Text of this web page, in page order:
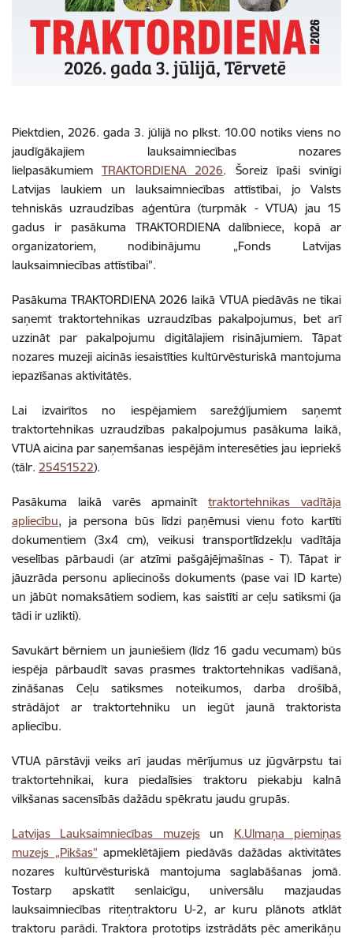
Piektdien, 2026. gada 3. jūlijā no plkst. 10.00 notiks viens no
jaudīgākajiem lauksaimniecības nozares
lielpasākumiemTRAKTORDIENA 2026. Šoreiz īpaši svinīgi
Latvijas laukiem un lauksaimniecības attīstībai, jo Valsts
tehniskās uzraudzības aģentūra (turpmāk - VTUA) jau 15
gadus ir pasākuma TRAKTORDIENA dalībniece, kopā ar
organizatoriem, nodibinājumu „Fonds Latvijas
lauksaimniecības attīstībai”.
Pasākuma TRAKTORDIENA 2026 laikā VTUA piedāvās ne tikai
saņemt traktortehnikas uzraudzības pakalpojumus, bet arī
uzzināt par pakalpojumu digitālajiem risinājumiem. Tāpat
nozares muzeji aicinās iesaistīties kultūrvēsturiskā mantojuma
iepazīšanas aktivitātēs.
Lai izvairītos no iespējamiem sarežģījumiem saņemt
traktortehnikas uzraudzības pakalpojumus pasākuma laikā,
VTUA aicina par saņemšanas iespējām interesēties jau iepriekš
(tālr. 25451522).
Pasākuma laikā varēs apmainīttraktortehnikas vadītāja
apliecību, ja persona būs līdzi paņēmusi vienu foto kartīti
dokumentiem (3x4 cm), veikusi transportlīdzekļu vadītāja
veselības pārbaudi (ar atzīmi pašgājējmašīnas - T). Tāpat ir
jāuzrāda personu apliecinošs dokuments (pase vai ID karte)
un jābūt nomaksātiem sodiem, kas saistīti ar ceļu satiksmi (ja
tādi ir uzlikti).
Savukārt bērniem un jauniešiem (līdz 16 gadu vecumam) būs
iespēja pārbaudīt savas prasmes traktortehnikas vadīšanā,
zināšanas Ceļu satiksmes noteikumos, darba drošībā,
strādājot ar traktortehniku un iegūt jaunā traktorista
apliecību.
VTUA pārstāvji veiks arī jaudas mērījumus uz jūgvārpstu tai
traktortehnikai, kura piedalīsies traktoru piekabju kalnā
vilkšanas sacensībās dažādu spēkratu jaudu grupās.
Latvijas Lauksaimniecības muzejsun K.Ulmaņa piemiņas
muzejs „Pikšas” apmeklētājiem piedāvās dažādas aktivitātes
nozares kultūrvēsturiskā mantojuma saglabāšanas jomā.
Tostarp apskatīt senlaicīgu, universālu mazjaudas
lauksaimniecības riteņtraktoru U-2, ar kuru plānots atklāt
traktoru parādi. Traktora prototips izstrādāts pēc amerikāņu